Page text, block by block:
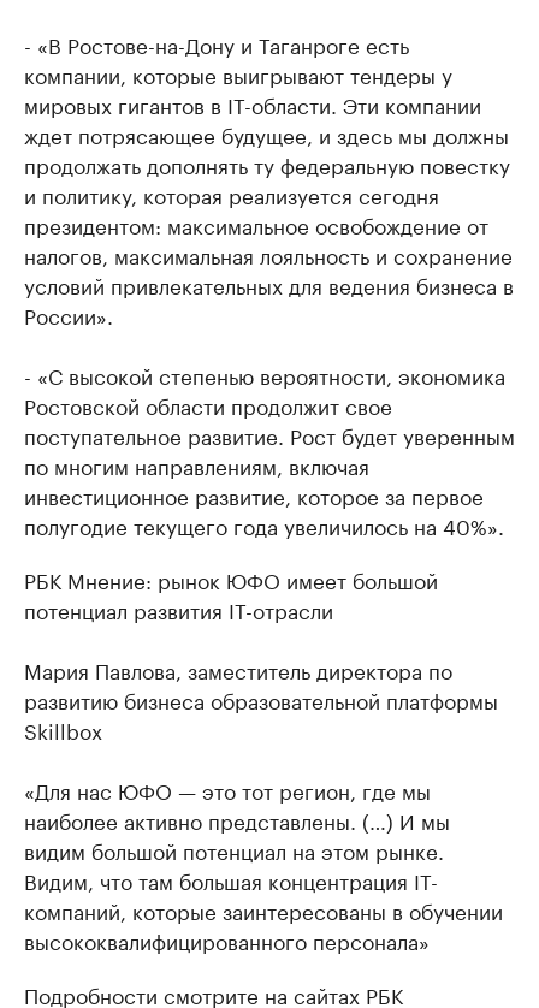
- «В Ростове-на-Дону и Таганроге есть
компании, которые выигрывают тендеры у
мировых гигантов в IT-области. Эти компании
ждет потрясающее будущее, и здесь мы должны
продолжать дополнять ту федеральную повестку
и политику, которая реализуется сегодня
президентом: максимальное освобождение от
налогов, максимальная лояльность и сохранение
условий привлекательных для ведения бизнеса в
России».
- «С высокой степенью вероятности, экономика
Ростовской области продолжит свое
поступательное развитие. Рост будет уверенным
по многим направлениям, включая
инвестиционное развитие, которое за первое
полугодие текущего года увеличилось на 40%».
РБК Мнение: рынок ЮФО имеет большой
потенциал развития IT-отрасли
Мария Павлова, заместитель директора по
развитию бизнеса образовательной платформы
Skillbox
«Для нас ЮФО — это тот регион, где мы
наиболее активно представлены. (…) И мы
видим большой потенциал на этом рынке.
Видим, что там большая концентрация IT-
компаний, которые заинтересованы в обучении
высококвалифицированного персонала»
Подробности смотрите на сайтах РБК